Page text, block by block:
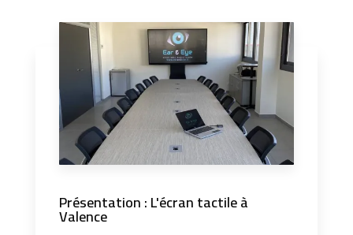
Présentation : L'écran tactile à
Valence